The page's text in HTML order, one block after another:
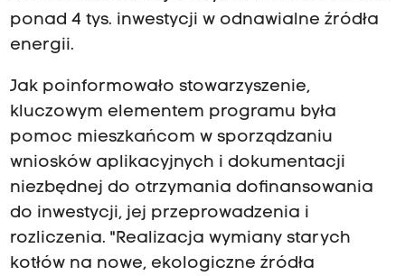
ponad 4 tys. inwestycji w odnawialne źródła
energii.
Jak poinformowało stowarzyszenie,
kluczowym elementem programu była
pomoc mieszkańcom w sporządzaniu
wniosków aplikacyjnych i dokumentacji
niezbędnej do otrzymania dofinansowania
do inwestycji, jej przeprowadzenia i
rozliczenia. "Realizacja wymiany starych
kotłów na nowe, ekologiczne źródła